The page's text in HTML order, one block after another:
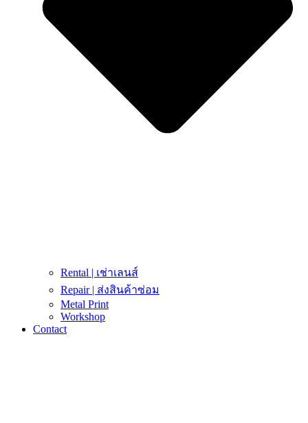
Rental | เช่าเลนส์
Repair | ส่งสินค้าซ่อม
Metal Print
Workshop
Contact